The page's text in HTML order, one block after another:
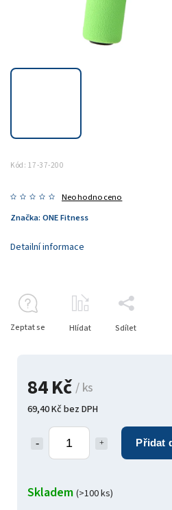
Kód: 17-37-200
Neohodnoceno
Značka: ONE Fitness
84 Kč/ ks
69,40 Kč bez DPH
Přidat
Skladem (>100 ks)
Detailní informace
Zeptat se Hlídat Sdílet